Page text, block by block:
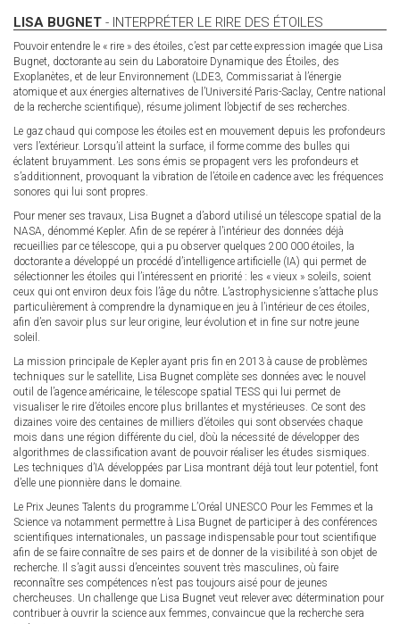
LISA BUGNET - INTERPRÉTER LE RIRE DES ÉTOILES
Pouvoir entendre le « rire » des étoiles, c’est par cette expression imagée que Lisa
Bugnet, doctorante au sein du Laboratoire Dynamique des Étoiles, des
Exoplanètes, et de leur Environnement (LDE3, Commissariat à l’énergie
atomique et aux énergies alternatives de l’Université Paris-Saclay, Centre national
de la recherche scientifique), résume joliment l’objectif de ses recherches.
Le gaz chaud qui compose les étoiles est en mouvement depuis les profondeurs
vers l’extérieur. Lorsqu’il atteint la surface, il forme comme des bulles qui
éclatent bruyamment. Les sons émis se propagent vers les profondeurs et
s’additionnent, provoquant la vibration de l’étoile en cadence avec les fréquences
sonores qui lui sont propres.
Pour mener ses travaux, Lisa Bugnet a d’abord utilisé un télescope spatial de la
NASA, dénommé Kepler. Afin de se repérer à l’intérieur des données déjà
recueillies par ce télescope, qui a pu observer quelques 200 000 étoiles, la
doctorante a développé un procédé d’intelligence artificielle (IA) qui permet de
sélectionner les étoiles qui l’intéressent en priorité : les « vieux » soleils, soient
ceux qui ont environ deux fois l’âge du nôtre. L’astrophysicienne s’attache plus
particulièrement à comprendre la dynamique en jeu à l’intérieur de ces étoiles,
afin d’en savoir plus sur leur origine, leur évolution et in fine sur notre jeune
soleil.
La mission principale de Kepler ayant pris fin en 2013 à cause de problèmes
techniques sur le satellite, Lisa Bugnet complète ses données avec le nouvel
outil de l’agence américaine, le télescope spatial TESS qui lui permet de
visualiser le rire d’étoiles encore plus brillantes et mystérieuses. Ce sont des
dizaines voire des centaines de milliers d’étoiles qui sont observées chaque
mois dans une région différente du ciel, d’où la nécessité de développer des
algorithmes de classification avant de pouvoir réaliser les études sismiques.
Les techniques d’IA développées par Lisa montrant déjà tout leur potentiel, font
d’elle une pionnière dans le domaine.
Le Prix Jeunes Talents du programme L’Oréal UNESCO Pour les Femmes et la
Science va notamment permettre à Lisa Bugnet de participer à des conférences
scientifiques internationales, un passage indispensable pour tout scientifique
afin de se faire connaître de ses pairs et de donner de la visibilité à son objet de
recherche. Il s’agit aussi d’enceintes souvent très masculines, où faire
reconnaître ses compétences n’est pas toujours aisé pour de jeunes
chercheuses. Un challenge que Lisa Bugnet veut relever avec détermination pour
contribuer à ouvrir la science aux femmes, convaincue que la recherche sera